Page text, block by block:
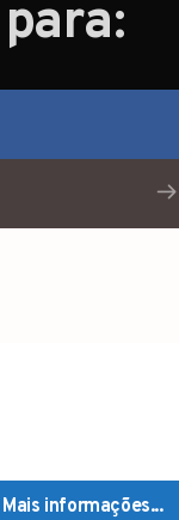
Mais informações...